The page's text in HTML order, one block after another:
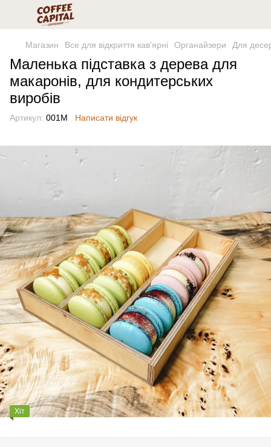
Магазин Все для відкриття кав'ярні Органайзери Для
Маленька підставка з дерева для
макаронів, для кондитерських
виробів
Артикул: 001М Написати відгук
Хіт